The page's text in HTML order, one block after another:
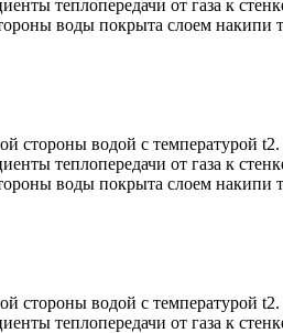
теплопередачи от газа к
воды покрыта слоем накипи
стороны водой с температурой
теплопередачи от газа к
воды покрыта слоем накипи
стороны водой с температурой
теплопередачи от газа к